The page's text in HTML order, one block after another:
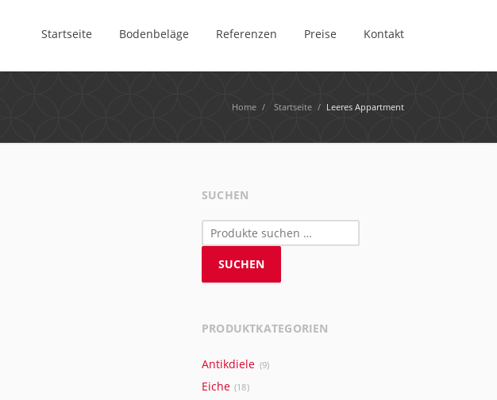
Startseite Bodenbeläge Referenzen Preise Kontakt
Home / Startseite / Leeres Appartment
SUCHEN
Suchen
nach:
SUCHEN
PRODUKTKATEGORIEN
Antikdiele (9)
Eiche (18)